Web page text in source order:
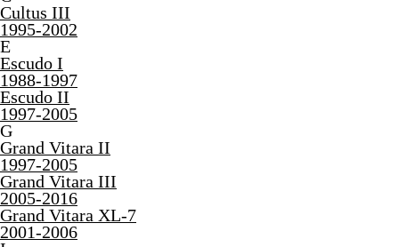
2015-2020
Spacia I
2013-2017
Splash
2007-2015
Swift II Европа
1989-2004
Swift I Япония
2000-2005
Swift III
2003-2010
Swift IV
2010-2016
Swift V
2016-н.в.
SX4 I
2006-2014